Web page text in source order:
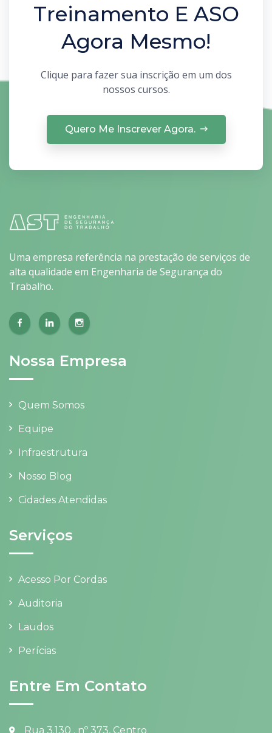
Treinamento E ASO
Agora Mesmo!
Clique para fazer sua inscrição em um dos
nossos cursos.
Quero Me Inscrever Agora.
Uma empresa referência na prestação de serviços de
alta qualidade em Engenharia de Segurança do
Trabalho.
Nossa Empresa
Quem Somos
Equipe
Infraestrutura
Nosso Blog
Cidades Atendidas
Serviços
Acesso Por Cordas
Auditoria
Laudos
Perícias
Entre Em Contato
Rua 3.130 , nº 373, Centro